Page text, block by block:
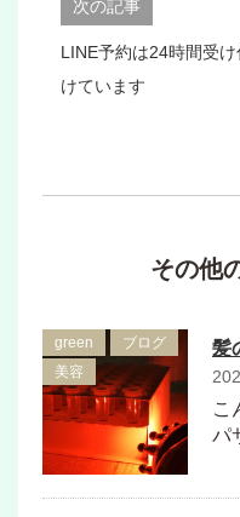
次の記事
LINE予約は24時間受け
けています
その他
green
ブログ
美容
こ
パ